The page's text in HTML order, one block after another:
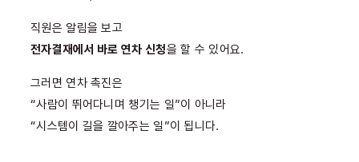
직원은 알림을 보고
전자결재에서 바로 연차 신청을 할 수 있어요.
그러면 연차 촉진은
“사람이 뛰어다니며 챙기는 일”이 아니라
“시스템이 길을 깔아주는 일”이 됩니다.